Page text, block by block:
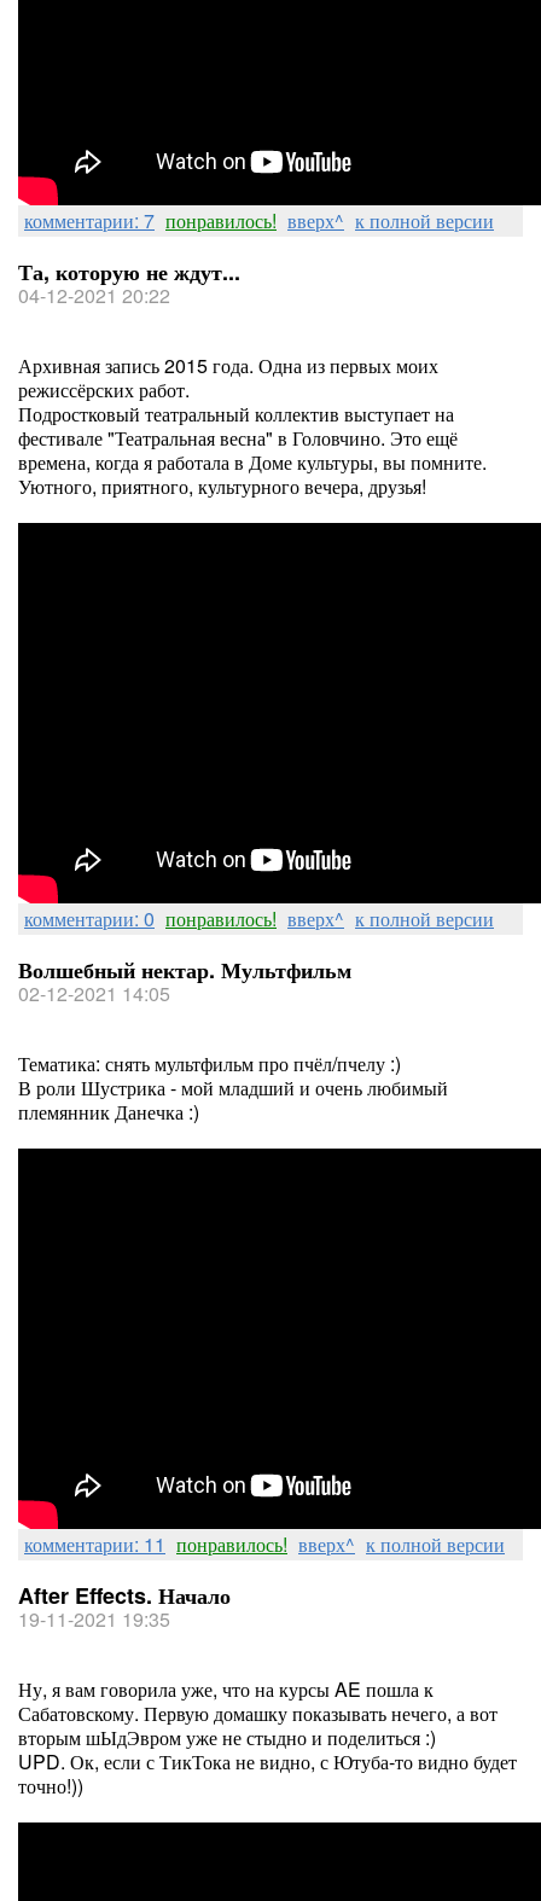
комментарии: 7 понравилось! вверх^ к полной версии
Та, которую не ждут...
04-12-2021 20:22
Архивная запись 2015 года. Одна из первых моих
режиссёрских работ.
Подростковый театральный коллектив выступает на
фестивале "Театральная весна" в Головчино. Это ещё
времена, когда я работала в Доме культуры, вы помните.
Уютного, приятного, культурного вечера, друзья!
комментарии: 0 понравилось! вверх^ к полной версии
Волшебный нектар. Мультфильм
02-12-2021 14:05
Тематика: снять мультфильм про пчёл/пчелу :)
В роли Шустрика - мой младший и очень любимый
племянник Данечка :)
комментарии: 11 понравилось! вверх^ к полной версии
After Effects. Начало
19-11-2021 19:35
Ну, я вам говорила уже, что на курсы AE пошла к
Сабатовскому. Первую домашку показывать нечего, а вот
вторым шЫдЭвром уже не стыдно и поделиться :)
UPD. Ок, если с ТикТока не видно, с Ютуба-то видно будет
точно!))